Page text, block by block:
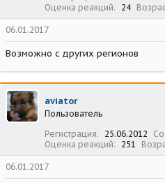
Оценка реакций
24
06.01.2017
Возможно с других регионов
aviator
Пользователь
Регистрация
25.06.2012
Оценка реакций
251
06.01.2017